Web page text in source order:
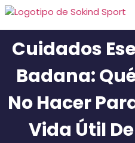
Cuidados
Badana:
No Hacer
Vida Útil